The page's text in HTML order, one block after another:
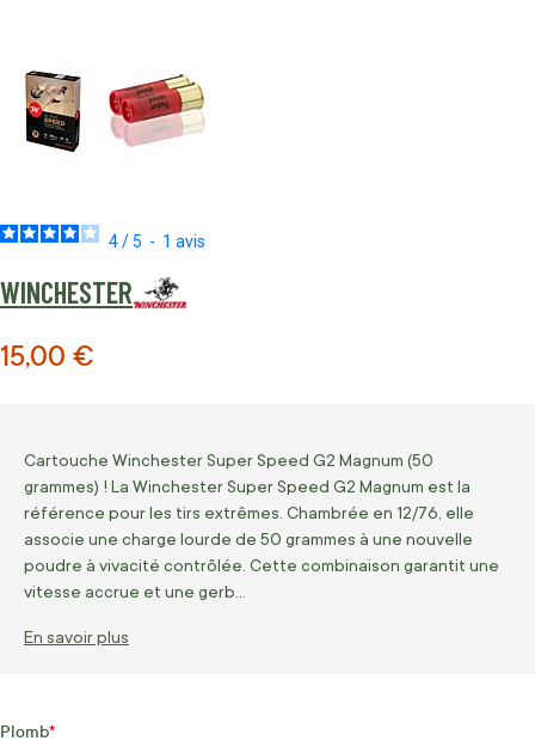
4/5 - 1 avis
WINCHESTER
15,00 €
Cartouche Winchester Super Speed G2 Magnum (50
grammes) ! La Winchester Super Speed G2 Magnum est la
référence pour les tirs extrêmes. Chambrée en 12/76, elle
associe une charge lourde de 50 grammes à une nouvelle
poudre à vivacité contrôlée. Cette combinaison garantit une
vitesse accrue et une gerb…
En savoir plus
Plomb